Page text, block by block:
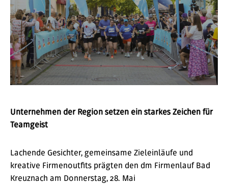
Unternehmen der Region setzen ein starkes Zeichen für
Teamgeist
Lachende Gesichter, gemeinsame Zieleinläufe und
kreative Firmenoutfits prägten den dm Firmenlauf Bad
Kreuznach am Donnerstag, 28. Mai